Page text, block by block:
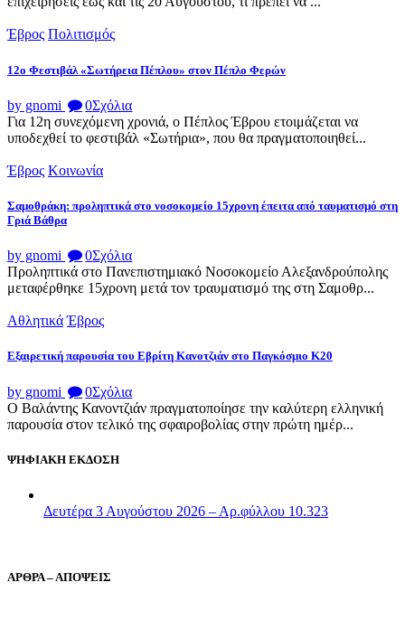
Έβρος Πολιτισμός
12ο Φεστιβάλ «Σωτήρεια Πέπλου» στον Πέπλο Φερών
by gnomi 0Σχόλια
Για 12η συνεχόμενη χρονιά, ο Πέπλος Έβρου ετοιμάζεται να
υποδεχθεί το φεστιβάλ «Σωτήρια», που θα πραγματοποιηθεί...
Έβρος Κοινωνία
Σαμοθράκη: προληπτικά στο νοσοκομείο 15χρονη έπειτα από ταυματισμό στη
Γριά Βάθρα
by gnomi 0Σχόλια
Προληπτικά στο Πανεπιστημιακό Νοσοκομείο Αλεξανδρούπολης
μεταφέρθηκε 15χρονη μετά τον τραυματισμό της στη Σαμοθρ...
Αθλητικά Έβρος
Εξαιρετική παρουσία του Εβρίτη Κανοτζιάν στο Παγκόσμιο Κ20
by gnomi 0Σχόλια
Ο Βαλάντης Κανοντζιάν πραγματοποίησε την καλύτερη ελληνική
παρουσία στον τελικό της σφαιροβολίας στην πρώτη ημέρ...
ΨΗΦΙΑΚΗ ΕΚΔΟΣΗ
Δευτέρα 3 Αυγούστου 2026 – Αρ.φύλλου 10.323
ΑΡΘΡΑ – ΑΠΟΨΕΙΣ